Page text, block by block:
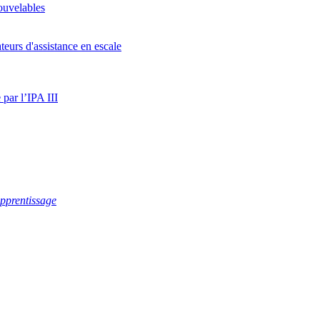
d'assistance en escale
par l’IPA III